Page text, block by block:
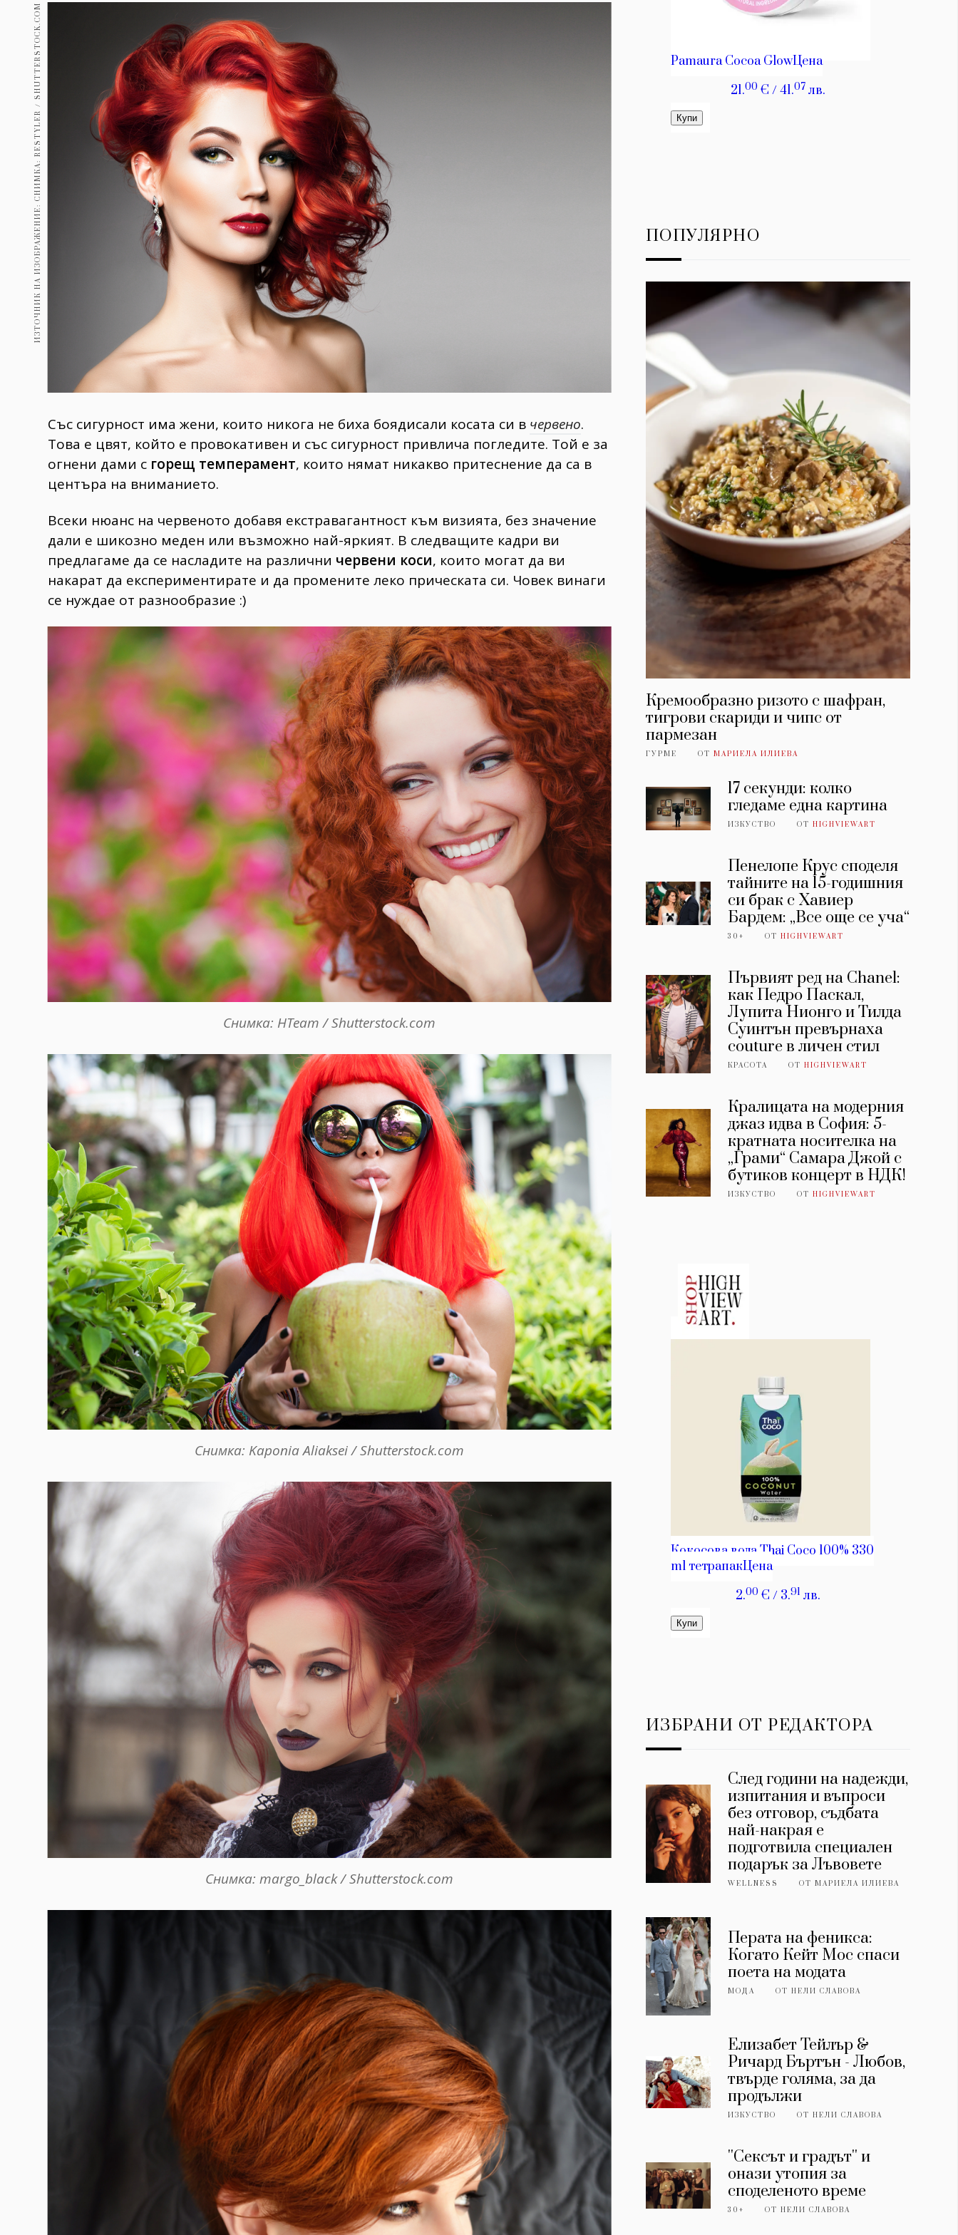
Пътувай
Здраве 389
Gentlemen
Wellness 1816
ПОСЛЕДВАЙТЕ
НИ
ИЗТОЧНИК НА ИЗОБРАЖЕНИЕ: СНИМКА: RESTYLER / SHUTTERSTOCK.COM
Със сигурност има жени, които никога не биха боядисали косата си в червено.
Това е цвят, който е провокативен и със сигурност привлича погледите. Той е за
огнени дами с горещ темперамент, които нямат никакво притеснение да са в
центъра на вниманието.
Всеки нюанс на червеното добавя екстравагантност към визията, без значение
дали е шикозно меден или възможно най-яркият. В следващите кадри ви
предлагаме да се насладите на различни червени коси, които могат да ви
накарат да експериментирате и да промените леко прическата си. Човек винаги
се нуждае от разнообразие :)
Снимка: HTeam / Shutterstock.com
Снимка: Kaponia Aliaksei / Shutterstock.com
Снимка: margo_black / Shutterstock.com
ПОПУЛЯРНО
Кремообразно ризото с шафран,
тигрови скариди и чипс от
пармезан
ГУРМЕ ОТ МАРИЕЛА ИЛИЕВА
17 секунди: колко
гледаме една картина
ИЗКУСТВО ОТHIGHVIEWART
Пенелопе Крус споделя
тайните на 15-годишния
си брак с Хавиер
Бардем: „Все още се уча“
30+ ОТHIGHVIEWART
Първият ред на Chanel:
как Педро Паскал,
Лупита Нионго и Тилда
Суинтън превърнаха
couture в личен стил
КРАСОТА ОТHIGHVIEWART
Кралицата на модерния
джаз идва в София: 5-
кратната носителка на
„Грами“ Самара Джой с
бутиков концерт в НДК!
ИЗКУСТВО ОТHIGHVIEWART
ИЗБРАНИ ОТ РЕДАКТОРА
След години на надежди,
изпитания и въпроси
без отговор, съдбата
най-накрая е
подготвила специален
подарък за Лъвовете
WELLNESS ОТМАРИЕЛА ИЛИЕВА
Перата на феникса:
Когато Кейт Мос спаси
поета на модата
МОДА ОТНЕЛИ СЛАВОВА
Елизабет Тейлър &
Ричард Бъртън - Любов,
твърде голяма, за да
продължи
ИЗКУСТВО ОТНЕЛИ СЛАВОВА
''Сексът и градът'' и
онази утопия за
споделеното време
30+ ОТНЕЛИ СЛАВОВА